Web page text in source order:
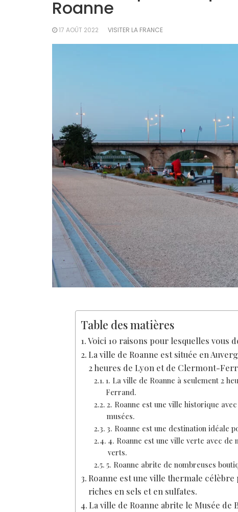
Roanne
17 AOÛT 2022 VISITER LA FRANCE
Table des matières
Voici 10 raisons pour lesquelles vous
La ville de Roanne est située en
2 heures de Lyon et de Clermont-
1. La ville de Roanne à seulement 2
Ferrand.
2. Roanne est une ville historique
musées.
3. Roanne est une destination idéale
4. Roanne est une ville verte avec de
verts.
5. Roanne abrite de nombreuses
Roanne est une ville thermale
riches en sels et en sulfates.
La ville de Roanne abrite le Musée de